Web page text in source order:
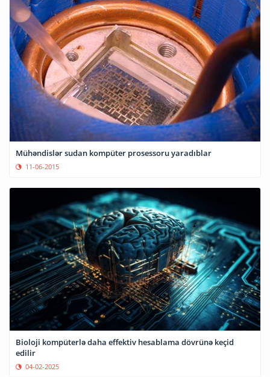
Mühəndislər sudan kompüter prosessoru yaradıblar
11-06-2015
Bioloji kompüterlə daha effektiv hesablama dövrünə keçid
edilir
04-02-2025